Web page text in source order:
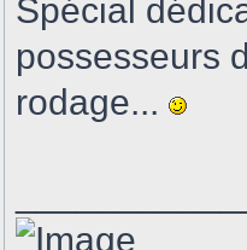
Spécial
possesseurs
rodage...